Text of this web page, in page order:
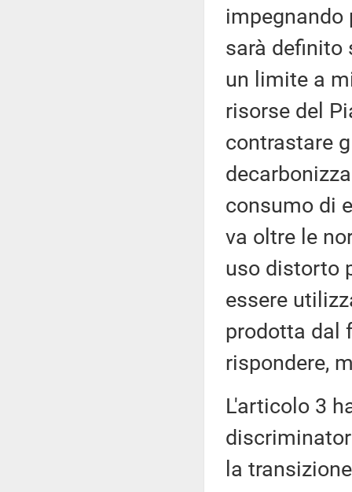
impegnando
sarà definito
un limite a
risorse del
contrastare
consumo di
va oltre le
uso distorto
essere
prodotta dal
rispondere,
L'articolo 3
la